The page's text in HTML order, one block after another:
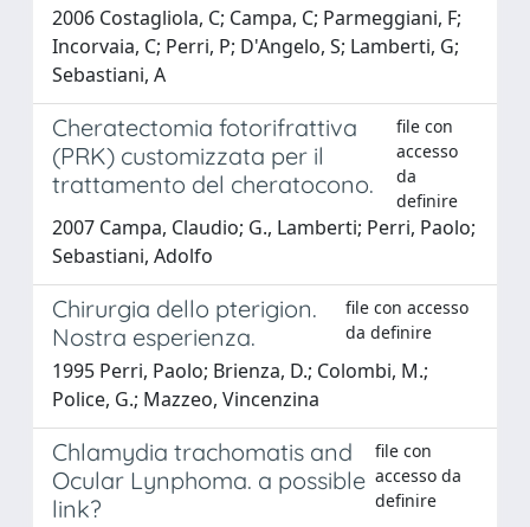
2006 Costagliola, C; Campa, C; Parmeggiani, F;
Incorvaia, C; Perri, P; D'Angelo, S; Lamberti, G;
Sebastiani, A
Cheratectomia fotorifrattiva
(PRK) customizzata per il
trattamento del cheratocono.
file con
accesso
da
definire
2007 Campa, Claudio; G., Lamberti; Perri, Paolo;
Sebastiani, Adolfo
Chirurgia dello pterigion.
Nostra esperienza.
file con accesso
da definire
1995 Perri, Paolo; Brienza, D.; Colombi, M.;
Police, G.; Mazzeo, Vincenzina
Chlamydia trachomatis and
Ocular Lynphoma. a possible
link?
file con
accesso da
definire